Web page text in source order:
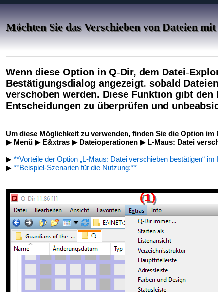
Möchten Sie das Verschieben von Dateien
Wenn diese Option in Q-Dir, dem Datei-
Bestätigungsdialog angezeigt, sobald
verschoben werden. Diese Funktion gibt
Entscheidungen zu überprüfen und
Um diese Möglichkeit zu verwenden, finden Sie die Option im
▶ Menü ▶ E&xtras ▶ Dateioperationen ▶ L-Maus: Datei
▶ **Vorteile der Option „L-Maus: Datei verschieben bestätigen“
▶ **Beispiel-Szenarien für die Nutzung:**